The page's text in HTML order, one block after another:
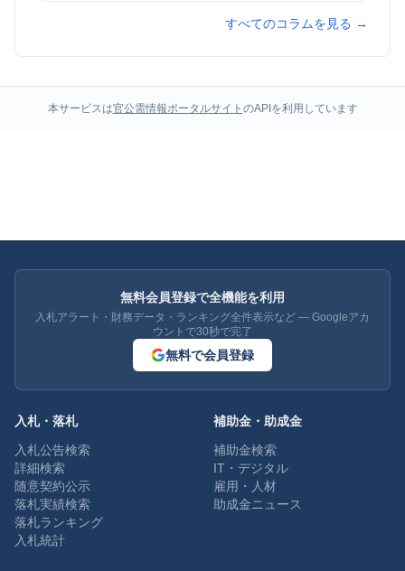
すべてのコラムを見る →
本サービスは官公需情報ポータルサイト のAPIを利用しています
無料会員登録で全機能を利用
入札アラート・財務データ・ランキング全件表示など — Googleアカ
ウントで30秒で完了
無料で会員登録
入札・落札
入札公告検索
詳細検索
随意契約公示
落札実績検索
落札ランキング
入札統計
補助金・助成金
補助金検索
IT・デジタル
雇用・人材
助成金ニュース